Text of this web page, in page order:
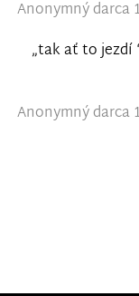
Anonymný darca
„tak ať to jezdí
Anonymný darca